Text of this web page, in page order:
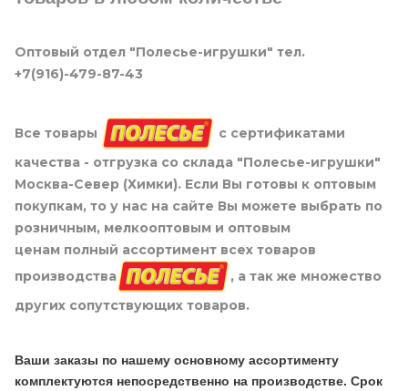
Оптовый отдел "Полесье-игрушки" тел.
+7(916)-479-87-43
Все товары
с сертификатами
качества - отгрузка со склада "Полесье-игрушки"
Москва-Север (Химки). Если Вы готовы к оптовым
покупкам, то у нас на сайте Вы можете выбрать по
розничным, мелкооптовым и оптовым
ценам полный ассортимент всех товаров
производства
, а так же множество
других сопутствующих товаров.
Ваши заказы по нашему основному ассортименту
комплектуются непосредственно на производстве. Срок